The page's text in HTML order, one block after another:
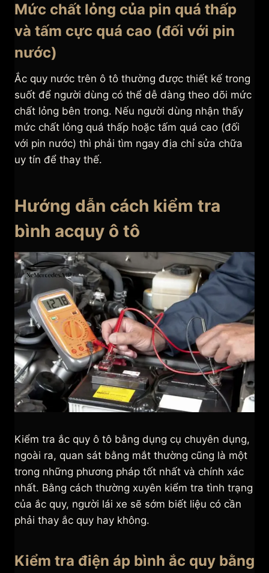
Mức chất lỏng của pin quá thấp
và tấm cực quá cao (đối với pin
nước)
Ắc quy nước trên ô tô thường được thiết kế trong
suốt để người dùng có thể dễ dàng theo dõi mức
chất lỏng bên trong. Nếu người dùng nhận thấy
mức chất lỏng quá thấp hoặc tấm quá cao (đối
với pin nước) thì phải tìm ngay địa chỉ sửa chữa
uy tín để thay thế.
Hướng dẫn cách kiểm tra
bình acquy ô tô
Kiểm tra ắc quy ô tô bằng dụng cụ chuyên dụng,
ngoài ra, quan sát bằng mắt thường cũng là một
trong những phương pháp tốt nhất và chính xác
nhất. Bằng cách thường xuyên kiểm tra tình trạng
của ắc quy, người lái xe sẽ sớm biết liệu có cần
phải thay ắc quy hay không.
Kiểm tra điện áp bình ắc quy bằng